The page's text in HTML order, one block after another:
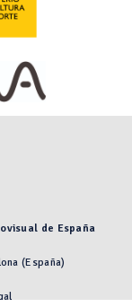
de España
(España)